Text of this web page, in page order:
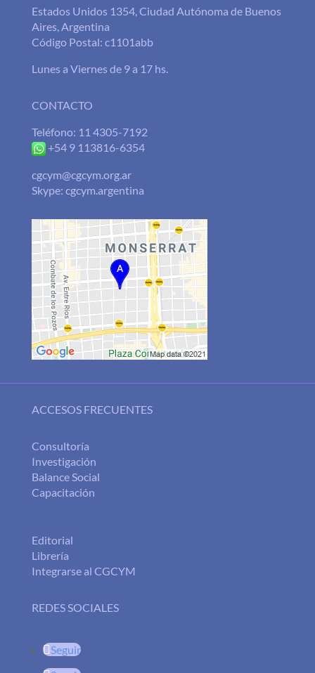
Estados Unidos 1354, Ciudad Autónoma de Buenos
Aires, Argentina
Código Postal: c1101abb
Lunes a Viernes de 9 a 17 hs.
CONTACTO
Teléfono: 11 4305-7192
+54 9 113816-6354
cgcym@cgcym.org.ar
Skype: cgcym.argentina
ACCESOS FRECUENTES
Consultoría
Investigación
Balance Social
Capacitación
Editorial
Librería
Integrarse al CGCYM
REDES SOCIALES
Seguir